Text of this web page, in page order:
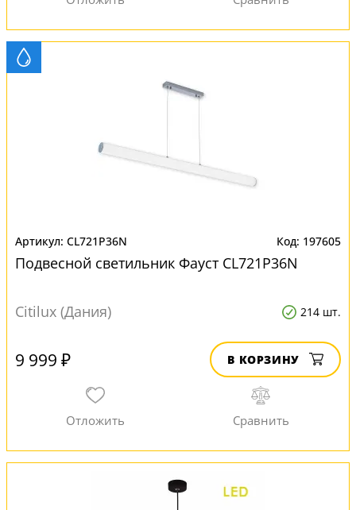
CL721P36N 197605
Подвесной светильник Фауст CL721P36N
Citilux (Дания) 214 шт.
9 999 ₽ В КОРЗИНУ